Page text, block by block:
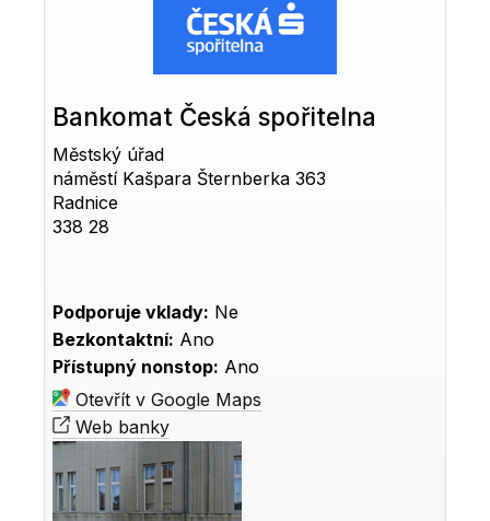
Bankomat Česká spořitelna
Městský úřad
náměstí Kašpara Šternberka 363
Radnice
338 28
Podporuje vklady: Ne
Bezkontaktní: Ano
Přístupný nonstop: Ano
Otevřít v Google Maps
Web banky